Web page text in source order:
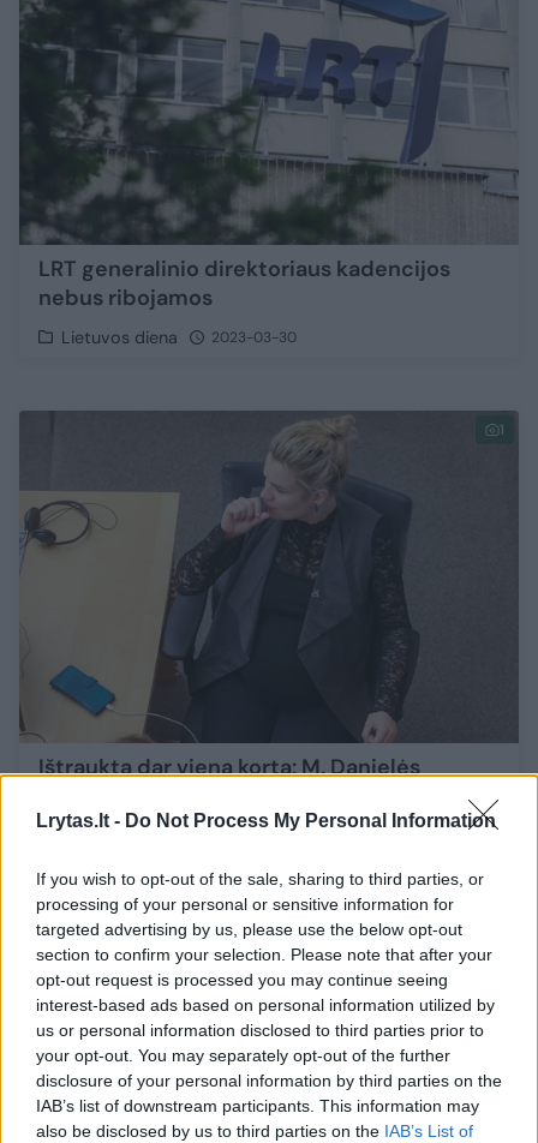
Lrytas.lt - Do Not Process My Personal Information
If you wish to opt-out of the sale, sharing to third parties, or
processing of your personal or sensitive information for
targeted advertising by us, please use the below opt-out
section to confirm your selection. Please note that after your
opt-out request is processed you may continue seeing
interest-based ads based on personal information utilized by
us or personal information disclosed to third parties prior to
your opt-out. You may separately opt-out of the further
disclosure of your personal information by third parties on the
IAB’s list of downstream participants. This information may
also be disclosed by us to third parties on the IAB’s List of
LRT generalinio direktoriaus kadencijos
nebus ribojamos
Lietuvos diena 2023-03-30
1
Ištraukta dar viena korta: M. Danielės
prevencijos komisijos pirmininkės pareigų